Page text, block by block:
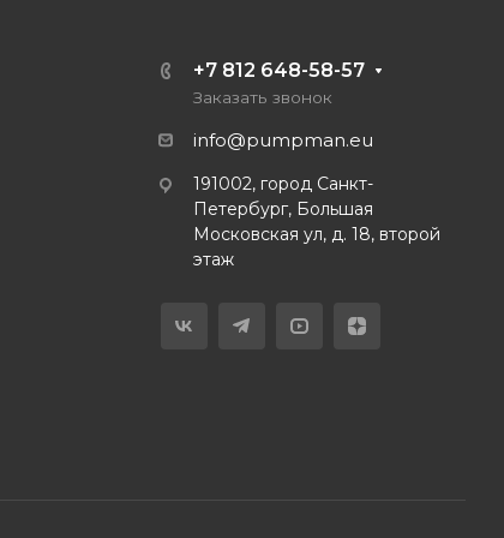
+7 812 648-58-57
Заказать звонок
info@pumpman.eu
191002, город Санкт-
Петербург, Большая
Московская ул, д. 18, второй
этаж